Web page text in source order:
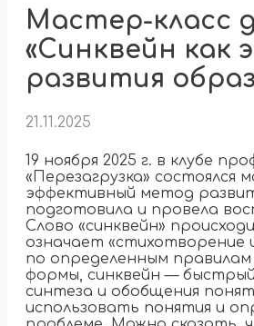
Мастер-класс
«Синквейн
развития
21.11.2025
19 ноября 2025 г. в клубе
«Перезагрузка» состоялся
эффективный метод
подготовила и провела
Слово «синквейн»
означает «стихотворение
по определенным
формы, синквейн —
синтеза и обобщения
использовать понятия и